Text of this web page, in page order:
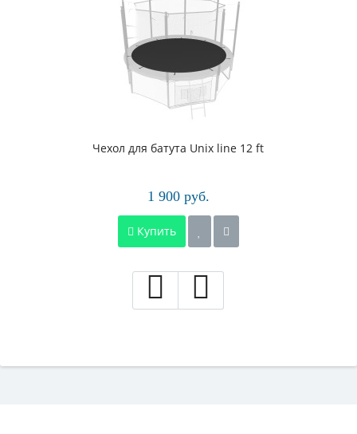
Чехол для батута Unix line 12 ft
1 900 руб.
Купить